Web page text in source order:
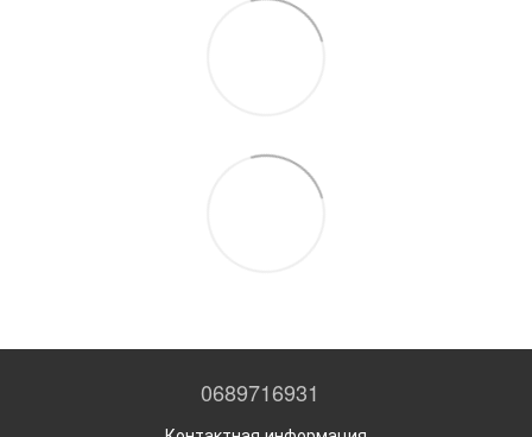
0689716931